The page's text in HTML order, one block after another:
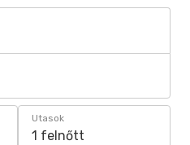
Utasok
1 felnőtt